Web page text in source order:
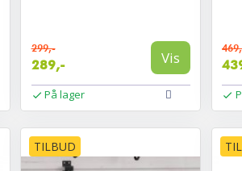
299,-
289,- Vis
På lager
TILBUD